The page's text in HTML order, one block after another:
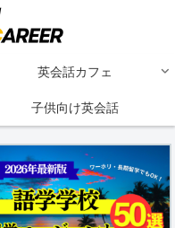
英会話カフェ
子供向け英会話